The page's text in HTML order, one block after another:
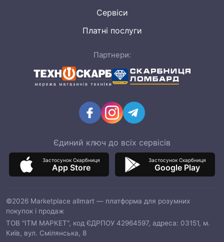
Сервіси
Платні послуги
Партнери:
Єдиний ключ до всіх сервісів
Застосунок Скарбниця
App Store
Застосунок Скарбниця
Google Play
©2026 Marketplace allmart — платформа для розумних
покупок і продаж
ТОВ "ІТМ МАРКЕТ", код ЄДРПОУ 42964597, адреса: 03151, м.
Київ, вул. Смілянська, 8